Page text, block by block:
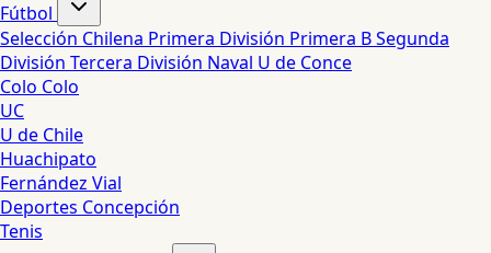
Fútbol
Selección Chilena Primera División Primera BSegunda
División Tercera División Naval U de Conce
Colo Colo
UC
U de Chile
Huachipato
Fernández Vial
Deportes Concepción
Tenis